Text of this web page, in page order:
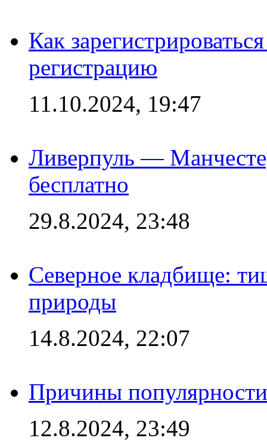
Как
регистрацию
11.10.2024, 19:47
Ливерпуль —
бесплатно
29.8.2024, 23:48
Северное кладбище:
природы
14.8.2024, 22:07
Причины
12.8.2024, 23:49